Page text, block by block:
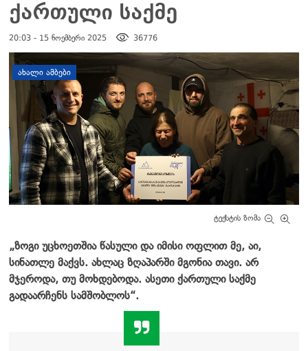
სოციალური ქსელები
ქართული საქმე
20:03 - 15 ნოემბერი 2025 36776
დატოვე კომენტარი
ᲐᲮᲐᲚᲘ ᲐᲛᲑᲔᲑᲘ
ტექსტის ზომა
„ზოგი უცხოეთშია წასული და იმისი ოფლით მე, აი,
სინათლე მაქვს. ახლაც ზღაპარში მგონია თავი. არ
მჯეროდა, თუ მოხდებოდა. ასეთი ქართული საქმე
გადაარჩენს სამშობლოს“.